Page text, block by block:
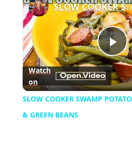
SLOW COOKER SWAMP POTATOES
Watch
on
SLOW COOKER SWAMP
& GREEN BEANS